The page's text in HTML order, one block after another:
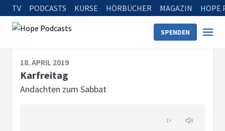
TV PODCASTS KURSE HÖRBÜCHER MAGAZIN HOPE
SPENDEN
Startseite Andachten zum Sabbat Karfreitag
18. APRIL 2019
Karfreitag
Andachten zum Sabbat
1×